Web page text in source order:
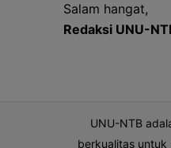
Salam hangat,
Redaksi UNU-
UNU-NTB
berkualitas untuk